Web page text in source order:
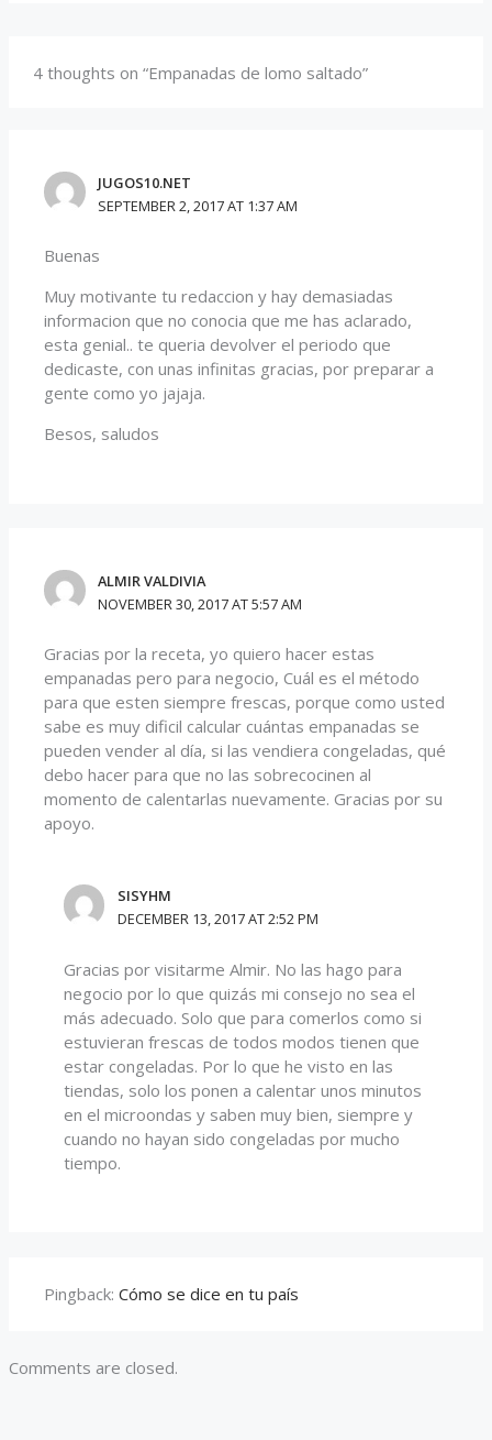
4 thoughts on “Empanadas de lomo saltado”
JUGOS10.NET
SEPTEMBER 2, 2017 AT 1:37 AM
Buenas
Muy motivante tu redaccion y hay demasiadas
informacion que no conocia que me has aclarado,
esta genial.. te queria devolver el periodo que
dedicaste, con unas infinitas gracias, por preparar a
gente como yo jajaja.
Besos, saludos
ALMIR VALDIVIA
NOVEMBER 30, 2017 AT 5:57 AM
Gracias por la receta, yo quiero hacer estas
empanadas pero para negocio, Cuál es el método
para que esten siempre frescas, porque como usted
sabe es muy dificil calcular cuántas empanadas se
pueden vender al día, si las vendiera congeladas, qué
debo hacer para que no las sobrecocinen al
momento de calentarlas nuevamente. Gracias por su
apoyo.
SISYHM
DECEMBER 13, 2017 AT 2:52 PM
Gracias por visitarme Almir. No las hago para
negocio por lo que quizás mi consejo no sea el
más adecuado. Solo que para comerlos como si
estuvieran frescas de todos modos tienen que
estar congeladas. Por lo que he visto en las
tiendas, solo los ponen a calentar unos minutos
en el microondas y saben muy bien, siempre y
cuando no hayan sido congeladas por mucho
tiempo.
Pingback:Cómo se dice en tu país
Comments are closed.